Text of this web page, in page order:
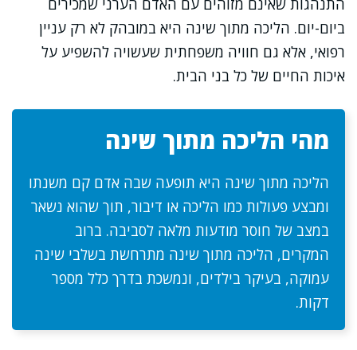
התנהגות שאינם מזוהים עם האדם הערני שמכירים
ביום-יום. הליכה מתוך שינה היא במובהק לא רק עניין
רפואי, אלא גם חוויה משפחתית שעשויה להשפיע על
איכות החיים של כל בני הבית.
מהי הליכה מתוך שינה
הליכה מתוך שינה היא תופעה שבה אדם קם משנתו
ומבצע פעולות כמו הליכה או דיבור, תוך שהוא נשאר
במצב של חוסר מודעות מלאה לסביבה. ברוב
המקרים, הליכה מתוך שינה מתרחשת בשלבי שינה
עמוקה, בעיקר בילדים, ונמשכת בדרך כלל מספר
דקות.